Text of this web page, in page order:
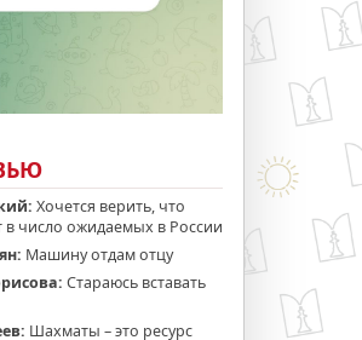
Хочется верить, что
в число ожидаемых в России
Машину отдам отцу
Стараюсь вставать
Шахматы – это ресурс